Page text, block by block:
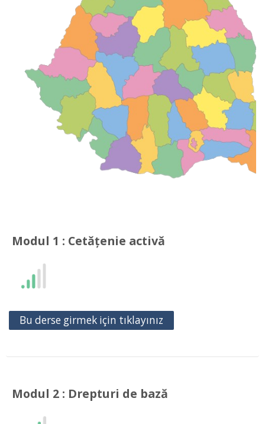
Modul 1 : Cetățenie activă
Bu derse girmek için tıklayınız
Modul 2 : Drepturi de bază